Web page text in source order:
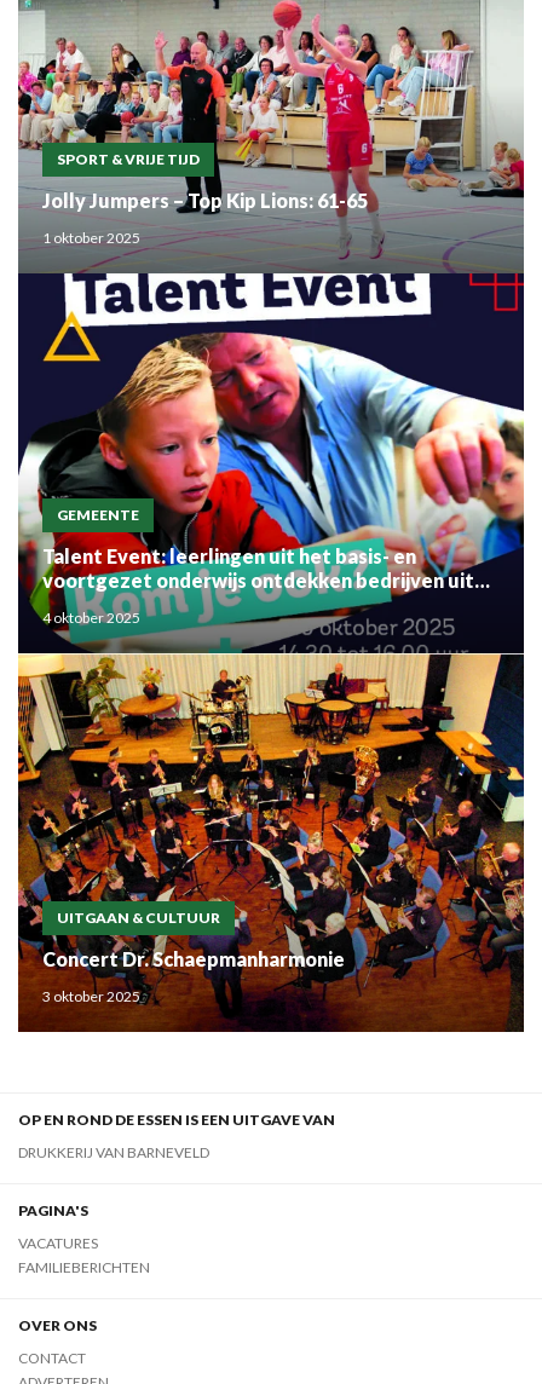
SPORT & VRIJE TIJD
Jolly Jumpers – Top Kip Lions: 61-65
1 oktober 2025
GEMEENTE
Talent Event: leerlingen uit het basis- en
voortgezet onderwijs ontdekken bedrijven uit
de regio
4 oktober 2025
UITGAAN & CULTUUR
Concert Dr. Schaepmanharmonie
3 oktober 2025
OP EN ROND DE ESSEN IS EEN UITGAVE VAN
DRUKKERIJ VAN BARNEVELD
PAGINA'S
VACATURES
FAMILIEBERICHTEN
OVER ONS
CONTACT